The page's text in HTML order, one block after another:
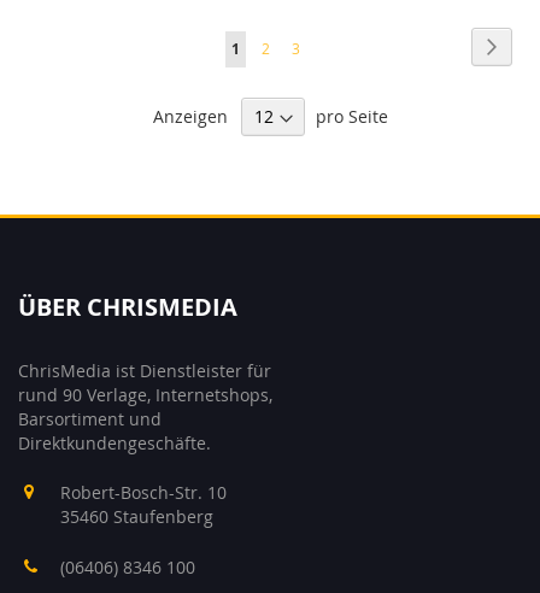
Seite
Sie
gerade
1 Seite
2 Seite
3
Anzeigen pro Seite
ÜBER CHRISMEDIA
ChrisMedia ist Dienstleister für
rund 90 Verlage, Internetshops,
Barsortiment und
Direktkundengeschäfte.
Robert-Bosch-Str. 10
35460 Staufenberg
(06406) 8346 100